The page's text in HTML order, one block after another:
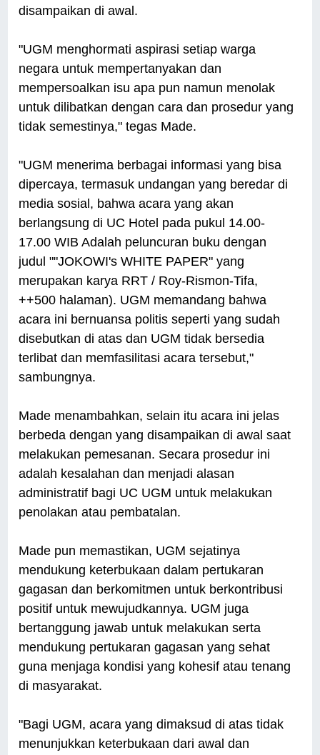
disampaikan di awal.
"UGM menghormati aspirasi setiap warga
negara untuk mempertanyakan dan
mempersoalkan isu apa pun namun menolak
untuk dilibatkan dengan cara dan prosedur yang
tidak semestinya," tegas Made.
"UGM menerima berbagai informasi yang bisa
dipercaya, termasuk undangan yang beredar di
media sosial, bahwa acara yang akan
berlangsung di UC Hotel pada pukul 14.00-
17.00 WIB Adalah peluncuran buku dengan
judul ""JOKOWI's WHITE PAPER" yang
merupakan karya RRT / Roy-Rismon-Tifa,
++500 halaman). UGM memandang bahwa
acara ini bernuansa politis seperti yang sudah
disebutkan di atas dan UGM tidak bersedia
terlibat dan memfasilitasi acara tersebut,"
sambungnya.
Made menambahkan, selain itu acara ini jelas
berbeda dengan yang disampaikan di awal saat
melakukan pemesanan. Secara prosedur ini
adalah kesalahan dan menjadi alasan
administratif bagi UC UGM untuk melakukan
penolakan atau pembatalan.
Made pun memastikan, UGM sejatinya
mendukung keterbukaan dalam pertukaran
gagasan dan berkomitmen untuk berkontribusi
positif untuk mewujudkannya. UGM juga
bertanggung jawab untuk melakukan serta
mendukung pertukaran gagasan yang sehat
guna menjaga kondisi yang kohesif atau tenang
di masyarakat.
"Bagi UGM, acara yang dimaksud di atas tidak
menunjukkan keterbukaan dari awal dan